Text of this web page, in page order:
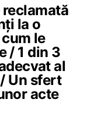
la o
le
/ 1 din 3
al
Un sfert
acte